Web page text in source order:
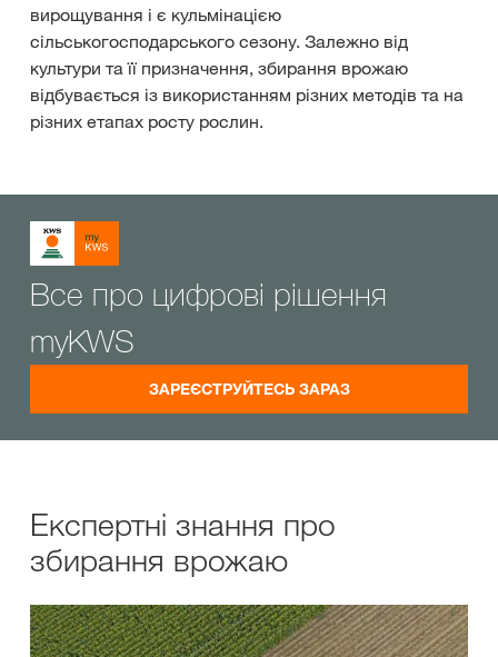
вирощування і є кульмінацією
сільськогосподарського сезону. Залежно від
культури та її призначення, збирання врожаю
відбувається із використанням різних методів та на
різних етапах росту рослин.
Все про цифрові рішення
myKWS
ЗАРЕЄСТРУЙТЕСЬ ЗАРАЗ
Експертні знання про
збирання врожаю